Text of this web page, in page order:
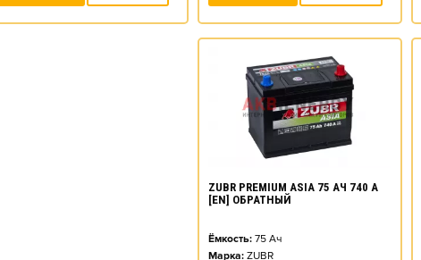
ZUBR PREMIUM ASIA 75 АЧ 740 А
[EN] ОБРАТНЫЙ
Ёмкость: 75 Ач
Марка: ZUBR